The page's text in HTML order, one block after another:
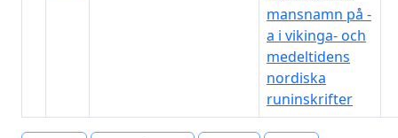
mansnamn på -
a i vikinga- och
medeltidens
nordiska
runinskrifter